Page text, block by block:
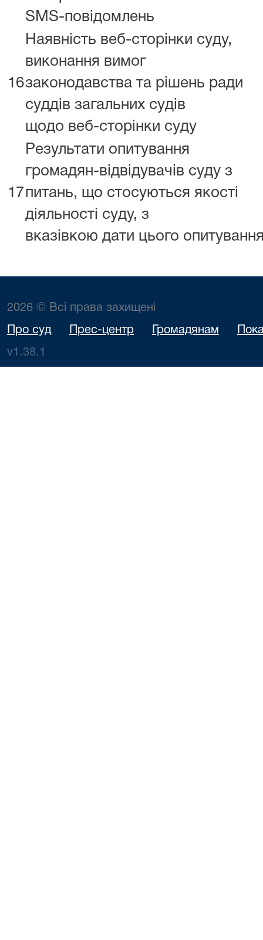
SMS-повідомлень
16
Наявність веб-сторінки суду,
виконання вимог
законодавства та рішень ради
суддів загальних судів
щодо веб-сторінки суду
17
Результати опитування
громадян-відвідувачів суду з
питань, що стосуються якості
діяльності суду, з
вказівкою дати цього
2026 © Всі права захищені
Про суд Прес-центр Громадянам
v1.38.1